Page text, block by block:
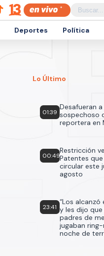
Deportes Política
Lo Último
01:39
Desafueran
sospechoso
reportera en
00:49
Restricción
Patentes
circular este
agosto
23:41
“Los
y les dijo que
padres de
jugaban
noche de